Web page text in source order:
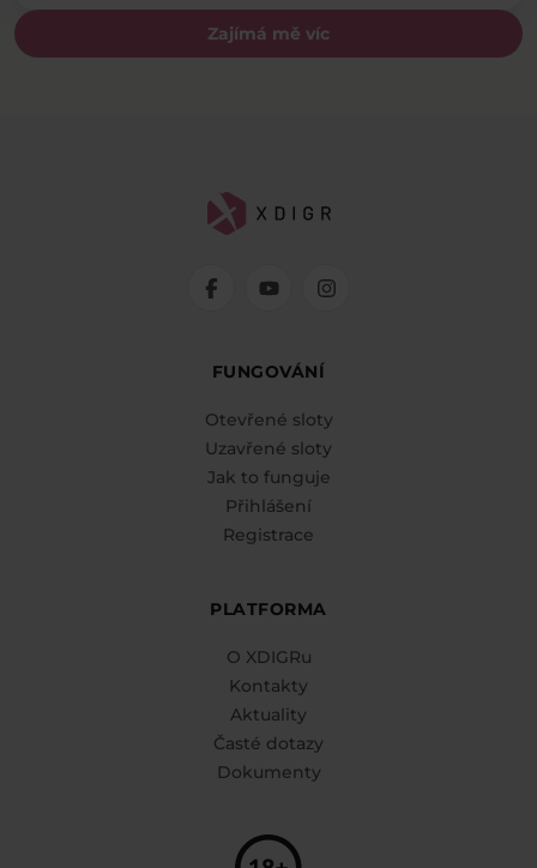
Zajímá mě víc
FUNGOVÁNÍ
Otevřené sloty
Uzavřené sloty
Jak to funguje
Přihlášení
Registrace
PLATFORMA
O XDIGRu
Kontakty
Aktuality
Časté dotazy
Dokumenty